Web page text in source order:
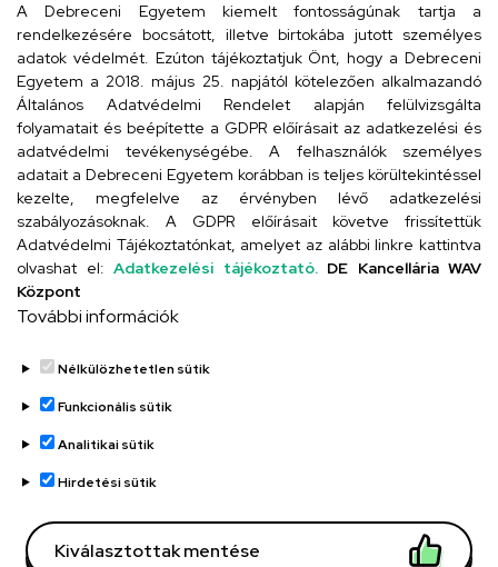
Szervezeti telefonkönyv
UD telefonkönyv
Titkárság
Adatvédelem
Adatvédelem
Régi oldal
A Debreceni Egyetem kiemelt fontosságúnak tartja a
rendelkezésére bocsátott, illetve birtokába jutott személyes
adatok védelmét. Ezúton tájékoztatjuk Önt, hogy a Debreceni
Egyetem a 2018. május 25. napjától kötelezően alkalmazandó
Általános Adatvédelmi Rendelet alapján felülvizsgálta
folyamatait és beépítette a GDPR előírásait az adatkezelési és
adatvédelmi tevékenységébe. A felhasználók személyes
adatait a Debreceni Egyetem korábban is teljes körültekintéssel
kezelte, megfelelve az érvényben lévő adatkezelési
szabályozásoknak. A GDPR előírásait követve frissítettük
Adatvédelmi Tájékoztatónkat, amelyet az alábbi linkre kattintva
olvashat el: Adatkezelési tájékoztató. DE Kancellária WAV
Központ
További információk
Nélkülözhetetlen sütik
Funkcionális sütik
Analitikai sütik
Hirdetési sütik
Kiválasztottak mentése